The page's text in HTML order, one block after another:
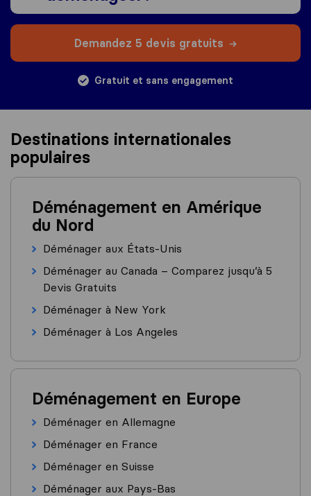
Demandez 5 devis gratuits
Gratuit et sans engagement
Destinations internationales
populaires
Déménagement en Amérique
du Nord
Déménager aux États-Unis
Déménager au Canada – Comparez jusqu’à 5
Devis Gratuits
Déménager à New York
Déménager à Los Angeles
Déménagement en Europe
Déménager en Allemagne
Déménager en France
Déménager en Suisse
Déménager aux Pays-Bas